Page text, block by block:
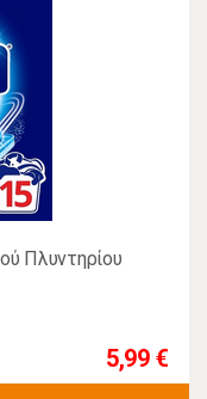
Πλυντηρίου
5,99 €